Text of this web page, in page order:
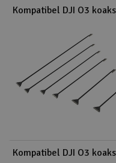
Kompatibel DJI O3
Kompatibel DJI O3